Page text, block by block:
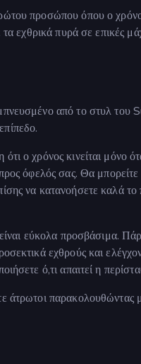
προσώπου όπου ο
εχθρικά πυρά σε επικές
από το στυλ του
ο χρόνος κινείται μόνο
όφελός σας. Θα
να κατανοήσετε καλά
εύκολα προσβάσιμα.
εχθρούς και
ό,τι απαιτεί η
άτρωτοι παρακολουθώντας